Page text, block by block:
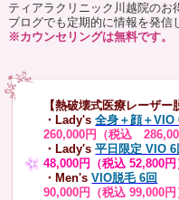
ティアラクリニック川越院のお
ブログでも定期的に情報を発信
※カウンセリングは無料です。
【熱破壊式医療レーザー
・Lady's 全身＋顔＋VIO
260,000円（税込
・Lady's平日限定 VIO 6
48,000円（税込 52,800円
・Men's VIO脱毛 6回
90,000円（税込 99,000円